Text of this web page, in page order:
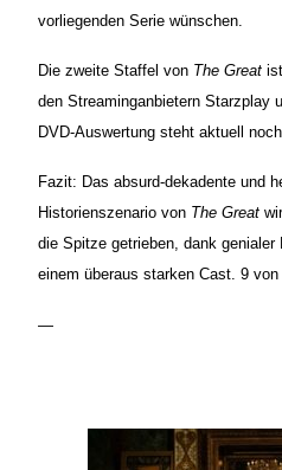
vorliegenden Serie wünschen.
Die zweite Staffel von The Great
den Streaminganbietern Starzplay
DVD-Auswertung steht aktuell
Fazit: Das absurd-dekadente und
Historienszenario von The Great
die Spitze getrieben, dank genialer
einem überaus starken Cast. 9
—